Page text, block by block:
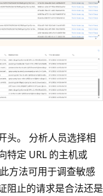
头。 分析人员选择相
特定 URL 的主机或
方法可用于调查敏感
阻止的请求是合法还是